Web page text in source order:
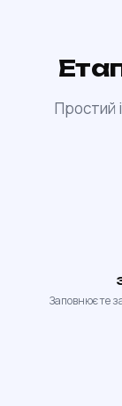
Простий
Заповнюєте